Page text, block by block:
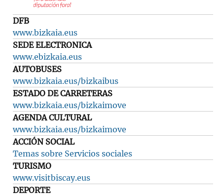
DFB
www.bizkaia.eus
SEDE ELECTRONICA
www.ebizkaia.eus
AUTOBUSES
www.bizkaia.eus/bizkaibus
ESTADO DE CARRETERAS
www.bizkaia.eus/bizkaimove
AGENDA CULTURAL
www.bizkaia.eus/bizkaimove
ACCIÓN SOCIAL
Temas sobre Servicios sociales
TURISMO
www.visitbiscay.eus
DEPORTE